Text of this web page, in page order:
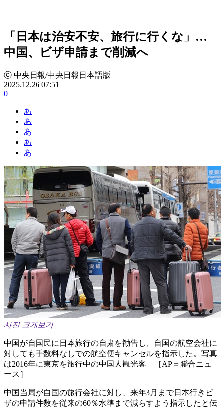
「日本は治安不安、旅行に行くな」…
中国、ビザ申請まで削減へ
ⓒ 中央日報/中央日報日本語版
2025.12.26 07:51
0
あ
あ
あ
あ
あ
사진 크게보기
中国が自国民に日本旅行の自粛を勧告し、自国の航空会社に
対しても手数料なしでの航空便キャンセルを指示した。写真
は2016年に東京を旅行中の中国人観光客。［AP＝聯合ニュ
ース］
中国当局が自国の旅行会社に対し、来年3月まで日本行きビ
ザの申請件数を従来の60％水準まで減らすよう指示したと伝